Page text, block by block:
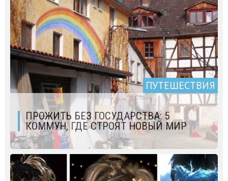
ПУТЕШЕСТВИЯ
ПРОЖИТЬ БЕЗ ГОСУДАРСТВА: 5
КОММУН, ГДЕ СТРОЯТ НОВЫЙ МИР